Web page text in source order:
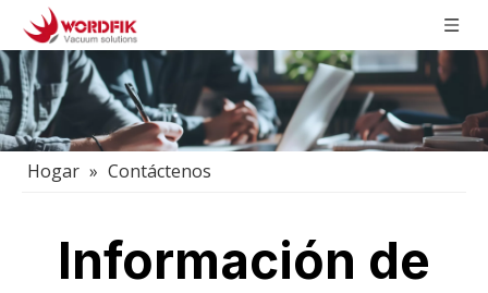
Hogar » Contáctenos
Información de